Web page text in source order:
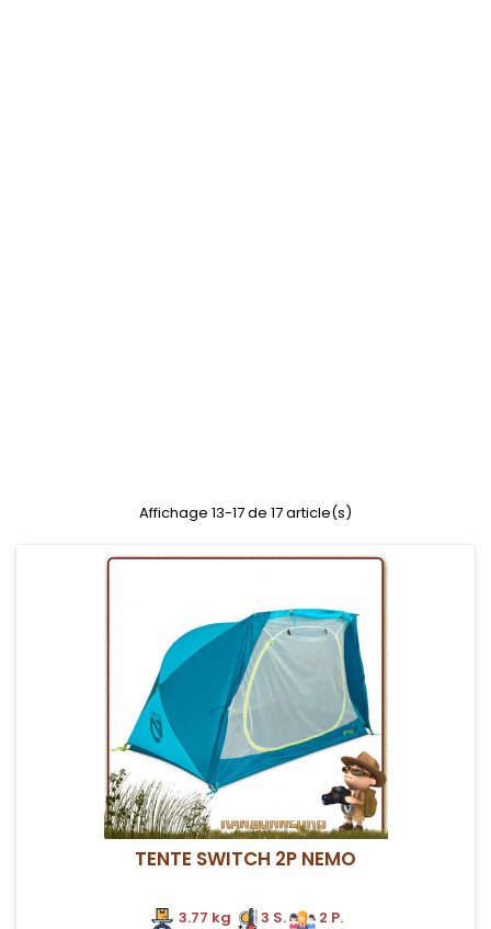
Affichage 13-17 de 17 article(s)
TENTE SWITCH 2P NEMO
3.77 kg 3 S.
2 P.